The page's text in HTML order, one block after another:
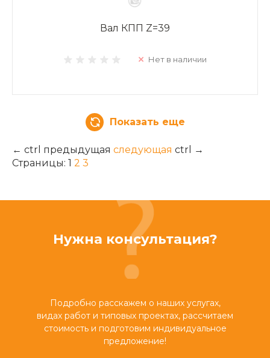
Вал КПП Z=39
Нет в наличии
Показать еще
← ctrl предыдущая следующая ctrl
→
Страницы: 1 2 3
Нужна консультация?
Подробно расскажем о наших услугах,
видах работ и типовых проектах, рассчитаем
стоимость и подготовим индивидуальное
предложение!